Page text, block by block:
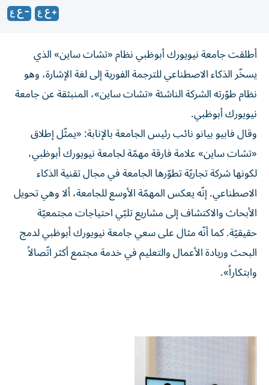
أطلقت جامعة نيويورك أبوظبي نظام «تشات ساين» الذي
يسخّر الذكاء الاصطناعي للترجمة الفورية إلى لغة الإشارة، وهو
نظام طوّرته الشركة الناشئة «تشات ساين»، المنبثقة عن جامعة
نيويورك أبوظبي.
وقال فابيو بيانو نائب رئيس الجامعة بالإنابة: «يمثّل إطلاق
«تشات ساين» علامة فارقة مهمّة لجامعة نيويورك أبوظبي،
لكونها شركة تجاريّة تطوّرها الجامعة في مجال تقنية الذكاء
الاصطناعي. إنّه يعكس المهمّة الأوسع للجامعة، ألا وهي تحويل
الأبحاث والاكتشاف إلى مشاريع تلبّي احتياجات مجتمعيّة
حقيقيّة. كما أنّه مثال على سعي جامعة نيويورك أبوظبي لدمج
البحث وريادة الأعمال والتعليم في خدمة مجتمع أكثر اتّصالاً
وابتكاراً».